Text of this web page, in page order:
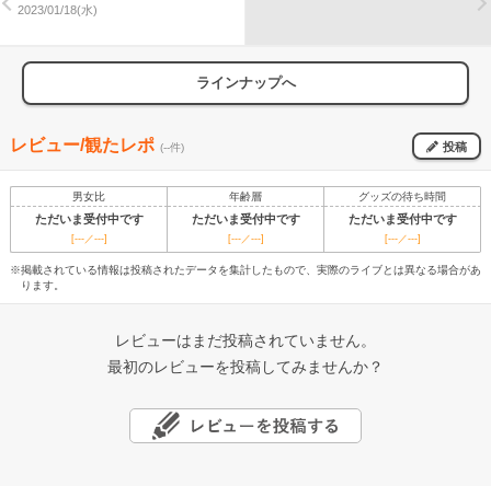
2023/01/18(水)
ラインナップへ
レビュー/観たレポ (--件) 投稿
男女比 年齢層 グッズの待ち時間
ただいま受付中です ただいま受付中です ただいま受付中です
[---／---] [---／---] [---／---]
※掲載されている情報は投稿されたデータを集計したもので、実際のライブとは異なる場合があ
ります。
レビューはまだ投稿されていません。
最初のレビューを投稿してみませんか？